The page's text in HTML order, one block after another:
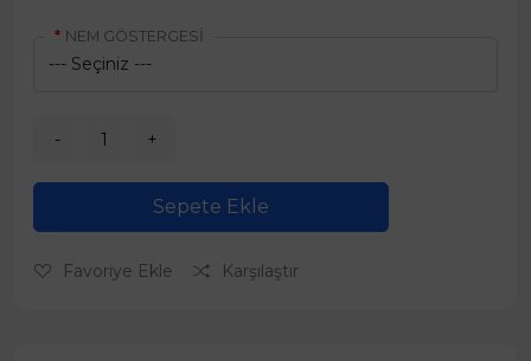
NEM GÖSTERGESİ
Sepete Ekle
Favoriye Ekle Karşılaştır